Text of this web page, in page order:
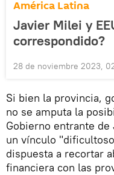
América Latina
Javier Milei y
correspondido?
28 de noviembre 2023,
Si bien la provincia,
no se amputa la
Gobierno entrante
un vínculo
dispuesta a recortar
financiera con las